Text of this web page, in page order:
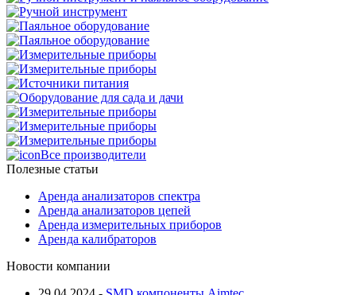
Все производители
Полезные статьи
Аренда анализаторов спектра
Аренда анализаторов цепей
Аренда измерительных приборов
Аренда калибраторов
Новости компании